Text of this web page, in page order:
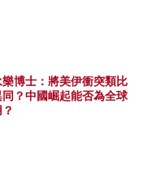
博士：將美伊衝突類比
？中國崛起能否為全球